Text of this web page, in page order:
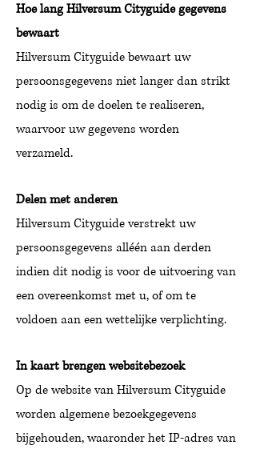
Hoe lang Hilversum Cityguide gegevens
bewaart
Hilversum Cityguide bewaart uw
persoonsgegevens niet langer dan strikt
nodig is om de doelen te realiseren,
waarvoor uw gegevens worden
verzameld.
Delen met anderen
Hilversum Cityguide verstrekt uw
persoonsgegevens alléén aan derden
indien dit nodig is voor de uitvoering van
een overeenkomst met u, of om te
voldoen aan een wettelijke verplichting.
In kaart brengen websitebezoek
Op de website van Hilversum Cityguide
worden algemene bezoekgegevens
bijgehouden, waaronder het IP-adres van